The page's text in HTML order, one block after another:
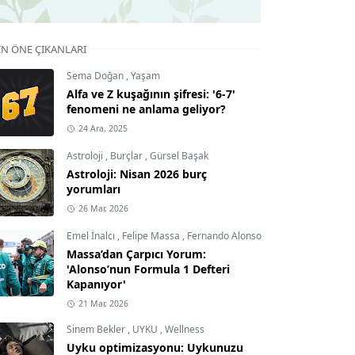
ÖNE ÇIKANLARI
Sema Doğan ,Yaşam
Alfa ve Z kuşağının şifresi: '6-7'
fenomeni ne anlama geliyor?
24 Ara, 2025
Astroloji , Burçlar ,Gürsel Başak
Astroloji: Nisan 2026 burç
yorumları
26 Mar, 2026
Emel İnalcı , Felipe Massa , Fernando Alonso
Massa’dan Çarpıcı Yorum:
'Alonso’nun Formula 1 Defteri
Kapanıyor'
21 Mar, 2026
Sinem Bekler , UYKU ,Wellness
Uyku optimizasyonu: Uykunuzu